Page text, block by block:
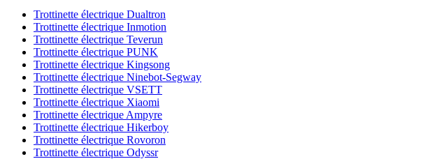
Trottinette électrique Dualtron
Trottinette électrique Inmotion
Trottinette électrique Teverun
Trottinette électrique PUNK
Trottinette électrique Kingsong
Trottinette électrique Ninebot-Segway
Trottinette électrique VSETT
Trottinette électrique Xiaomi
Trottinette électrique Ampyre
Trottinette électrique Hikerboy
Trottinette électrique Rovoron
Trottinette électrique Odyssr